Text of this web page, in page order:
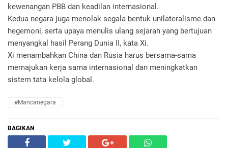
kewenangan PBB dan keadilan internasional.
Kedua negara juga menolak segala bentuk unilateralisme dan
hegemoni, serta upaya menulis ulang sejarah yang bertujuan
menyangkal hasil Perang Dunia II, kata Xi.
Xi menambahkan China dan Rusia harus bersama-sama
memajukan kerja sama internasional dan meningkatkan
sistem tata kelola global.
#Mancanegara
BAGIKAN